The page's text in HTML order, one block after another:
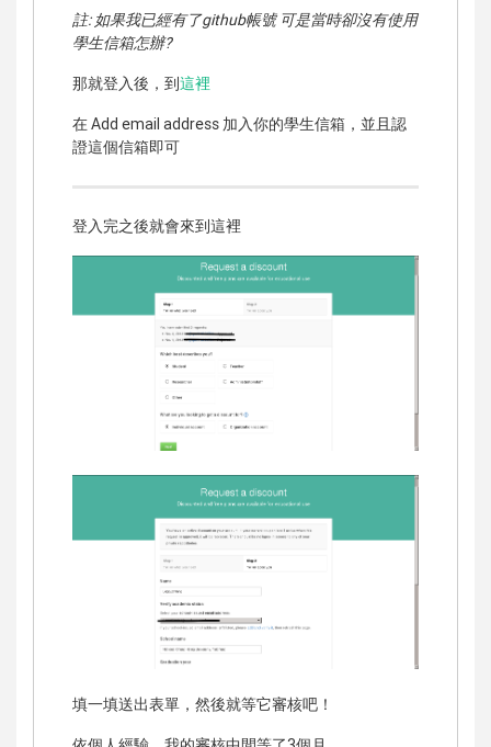
註: 如果我已經有了github帳號 可是當時卻沒有使用
學生信箱怎辦?
那就登入後，到這裡
在 Add email address 加入你的學生信箱，並且認
證這個信箱即可
登入完之後就會來到這裡
填一填送出表單，然後就等它審核吧！